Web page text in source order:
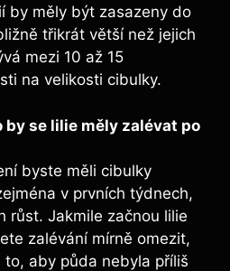
by měly být zasazeny do
třikrát větší než jejich
mezi 10 až 15
na velikosti cibulky.
by se lilie měly zalévat po
byste měli cibulky
v prvních týdnech,
růst. Jakmile začnou lilie
zalévání mírně omezit,
to, aby půda nebyla příliš